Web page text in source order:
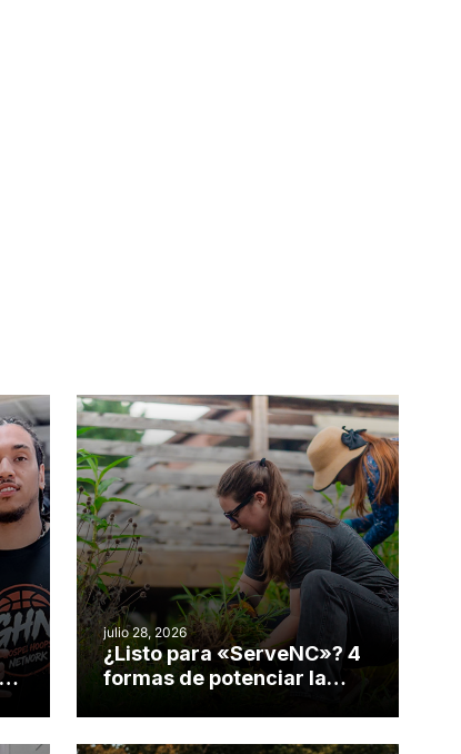
julio 28, 2026
¿Listo para «ServeNC»? 4
formas de potenciar la